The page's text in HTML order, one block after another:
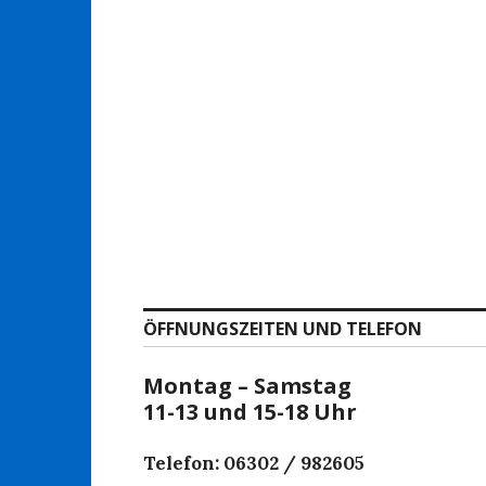
ÖFFNUNGSZEITEN UND TELEFON
Montag – Samstag
11-13 und 15-18 Uhr
Telefon: 06302 / 982605